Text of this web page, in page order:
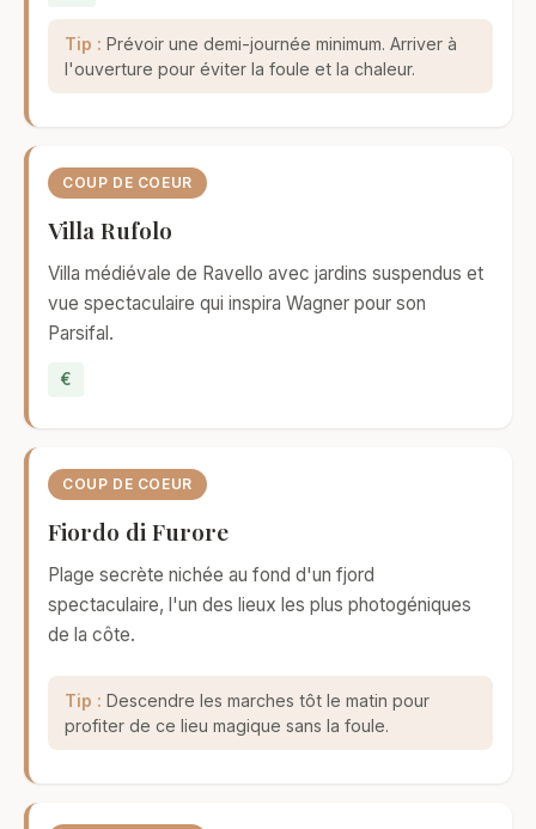
Tip : Prévoir une demi-journée minimum. Arriver à
l'ouverture pour éviter la foule et la chaleur.
COUP DE COEUR
Villa Rufolo
Villa médiévale de Ravello avec jardins suspendus et
vue spectaculaire qui inspira Wagner pour son
Parsifal.
€
COUP DE COEUR
Fiordo di Furore
Plage secrète nichée au fond d'un fjord
spectaculaire, l'un des lieux les plus photogéniques
de la côte.
Tip : Descendre les marches tôt le matin pour
profiter de ce lieu magique sans la foule.